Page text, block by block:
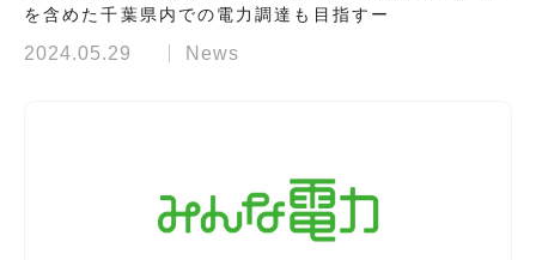
を含めた千葉県内での電力調達も目指すー
2024.05.29 News